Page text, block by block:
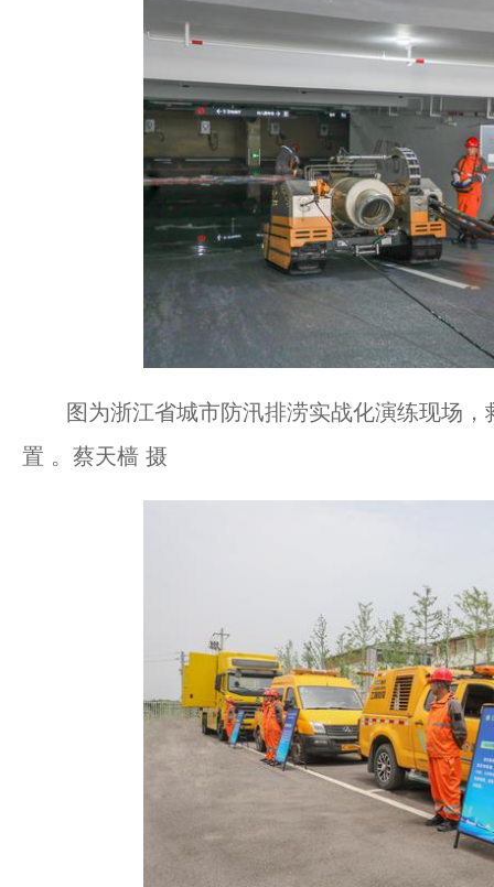
图为浙江省城市防汛排涝实战化演练现场
置 。蔡天樯 摄